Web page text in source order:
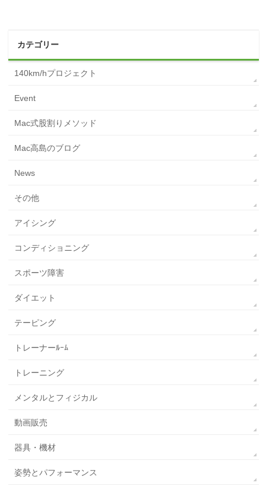
カテゴリー
140km/hプロジェクト
Event
Mac式股割りメソッド
Mac高島のブログ
News
その他
アイシング
コンディショニング
スポーツ障害
ダイエット
テーピング
トレーナーﾙｰﾑ
トレーニング
メンタルとフィジカル
動画販売
器具・機材
姿勢とパフォーマンス